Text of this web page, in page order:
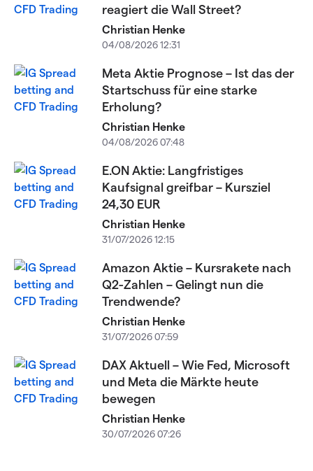
reagiert die Wall Street?
Christian Henke
04/08/2026 12:31
Meta Aktie Prognose – Ist das der
Startschuss für eine starke
Erholung?
Christian Henke
04/08/2026 07:48
E.ON Aktie: Langfristiges
Kaufsignal greifbar – Kursziel
24,30 EUR
Christian Henke
31/07/2026 12:15
Amazon Aktie – Kursrakete nach
Q2-Zahlen – Gelingt nun die
Trendwende?
Christian Henke
31/07/2026 07:59
DAX Aktuell – Wie Fed, Microsoft
und Meta die Märkte heute
bewegen
Christian Henke
30/07/2026 07:26